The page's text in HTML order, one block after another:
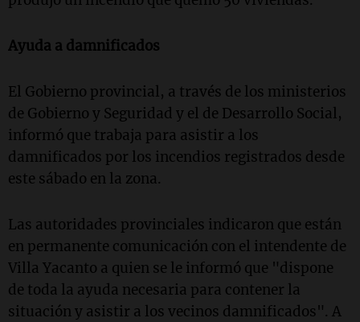
Ayuda a damnificados
El Gobierno provincial, a través de los ministerios
de Gobierno y Seguridad y el de Desarrollo Social,
informó que trabaja para asistir a los
damnificados por los incendios registrados desde
este sábado en la zona.
Las autoridades provinciales indicaron que están
en permanente comunicación con el intendente de
Villa Yacanto a quien se le informó que "dispone
de toda la ayuda necesaria para contener la
situación y asistir a los vecinos damnificados". A